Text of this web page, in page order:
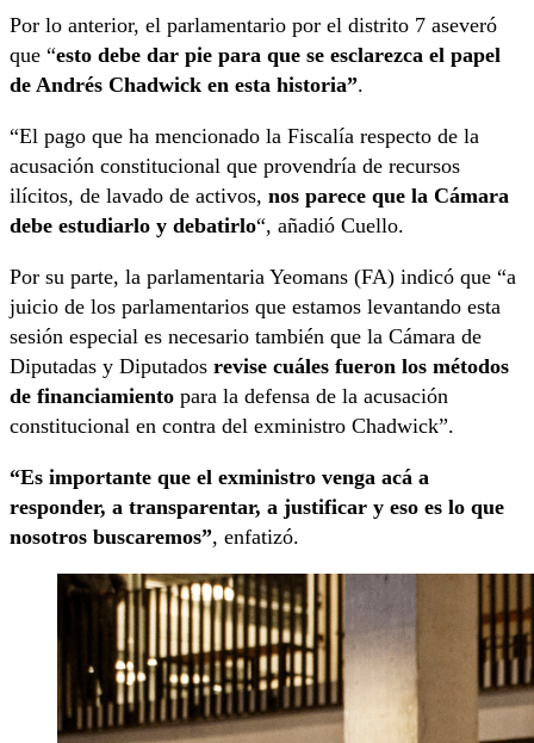
Por lo anterior, el parlamentario por el distrito 7 aseveró
que “esto debe dar pie para que se esclarezca el papel
de Andrés Chadwick en esta historia”.
“El pago que ha mencionado la Fiscalía respecto de la
acusación constitucional que provendría de recursos
ilícitos, de lavado de activos, nos parece que la Cámara
debe estudiarlo y debatirlo“, añadió Cuello.
Por su parte, la parlamentaria Yeomans (FA) indicó que “a
juicio de los parlamentarios que estamos levantando esta
sesión especial es necesario también que la Cámara de
Diputadas y Diputados revise cuáles fueron los métodos
de financiamiento para la defensa de la acusación
constitucional en contra del exministro Chadwick”.
“Es importante que el exministro venga acá a
responder, a transparentar, a justificar y eso es lo que
nosotros buscaremos”, enfatizó.